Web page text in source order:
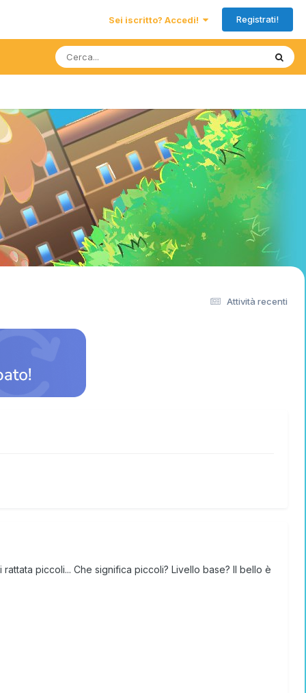
Sei iscritto? Accedi! Registrati!
Attività recenti
piccoli... Che significa piccoli? Livello base? Il bello è